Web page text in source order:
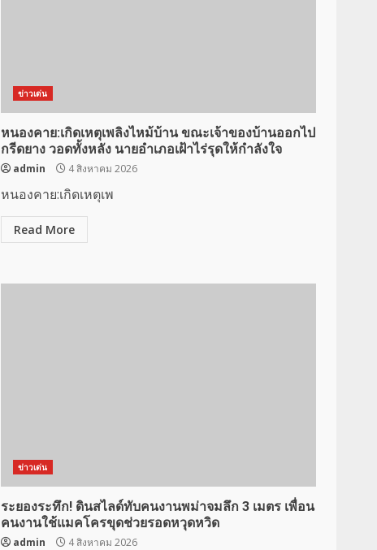
ข่าวเด่น
หนองคาย:เกิดเหตุเพลิงไหม้บ้าน ขณะเจ้าของบ้านออกไป
กรีดยาง วอดทั้งหลัง นายอำเภอเฝ้าไร่รุดให้กำลังใจ
admin 4 สิงหาคม 2026
หนองคาย:เกิดเหตุเพ
Read More
ข่าวเด่น
ระยองระทึก! ดินสไลด์ทับคนงานพม่าจมลึก 3 เมตร เพื่อน
คนงานใช้แมคโครขุดช่วยรอดหวุดหวิด
admin 4 สิงหาคม 2026